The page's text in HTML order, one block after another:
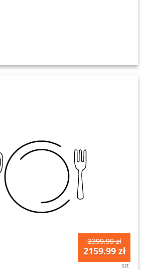
2399.99 zł
2159.99 zł
szt